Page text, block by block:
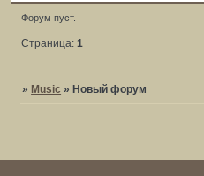
Форум пуст.
Страница: 1
» Music » Новый форум